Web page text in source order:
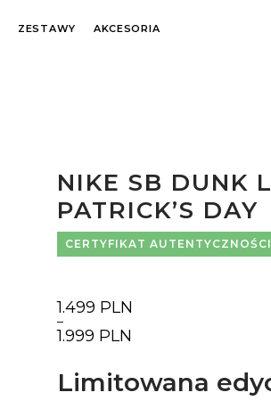
ZESTAWY AKCESORIA
NIKE SB DUNK
PATRICK’S DAY
CERTYFIKAT AUTENTYCZNOŚCI
1.499 PLN
–
1.999 PLN
Zakres
cen:
do
1.999 PLN
Limitowana